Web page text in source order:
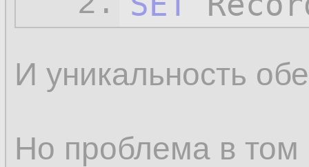
И уникальность
Но проблема в том